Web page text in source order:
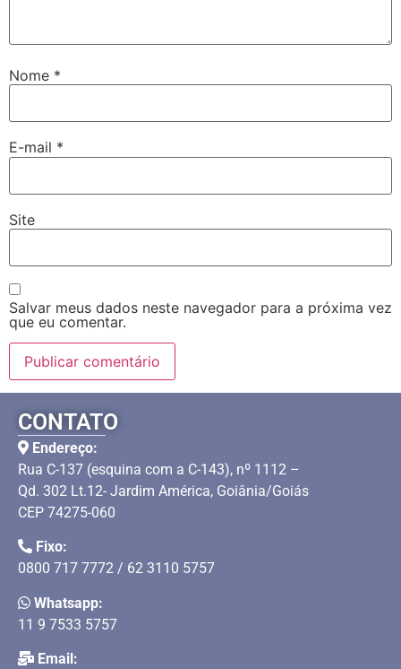
Nome *
E-mail *
Site
Salvar meus dados neste navegador para a próxima vez
que eu comentar.
CONTATO
Endereço:
Rua C-137 (esquina com a C-143), nº 1112 –
Qd. 302 Lt.12- Jardim América, Goiânia/Goiás
CEP 74275-060
Fixo:
0800 717 7772 / 62 3110 5757
Whatsapp:
11 9 7533 5757
Email: